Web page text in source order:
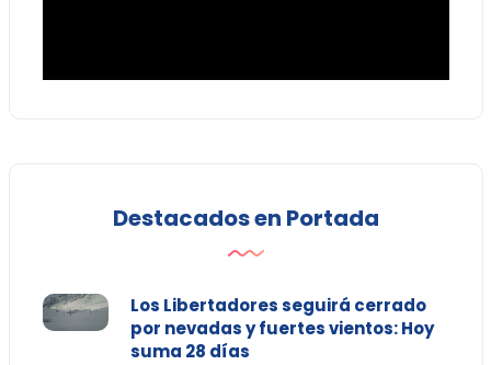
Destacados en Portada
Los Libertadores seguirá cerrado
por nevadas y fuertes vientos: Hoy
suma 28 días